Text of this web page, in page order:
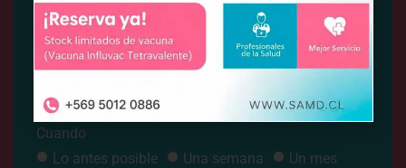
Teléfono
Cotizar Servicio
Búsqueda Laboral
Cuando
Lo antes posible
Una semana
Un mes